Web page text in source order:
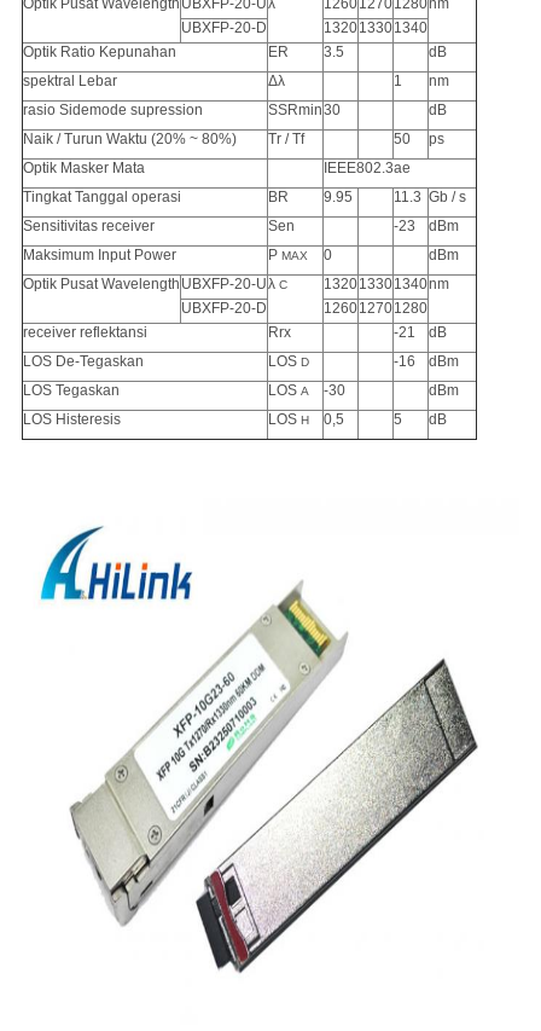
Optik Pusat Wavelength UBXFP-20-Uλ 126012701280nm
UBXFP-20-D
132013301340
Optik Ratio Kepunahan
ER 3.5
dB
spektral Lebar
Δλ 1
nm
rasio Sidemode supression
SSRmin30
dB
Naik / Turun Waktu (20% ~ 80%)
Tr / Tf 50
ps
Optik Masker Mata
IEEE802.3ae
Tingkat Tanggal operasi
BR 9.95 11.3 Gb / s
Sensitivitas receiver
Sen -23
dBm
Maksimum Input Power
P MAX 0
dBm
Optik Pusat Wavelength UBXFP-20-Uλ C 132013301340nm
UBXFP-20-D
126012701280
receiver reflektansi
Rrx -21
dB
LOS De-Tegaskan
LOS D -16
dBm
LOS Tegaskan
LOS A -30
dBm
LOS Histeresis
LOS H 0,5 5 dB